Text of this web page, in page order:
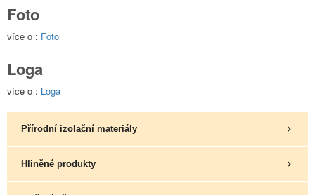
Foto
více o : Foto
Loga
více o : Loga
Přírodní izolační materiály
Hliněné produkty